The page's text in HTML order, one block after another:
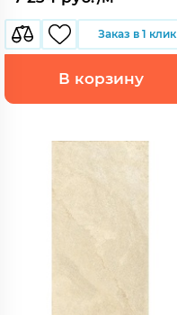
Заказ в 1 клик
В корзину